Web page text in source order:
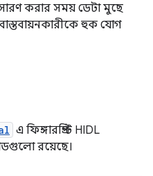
করার সময় ডেটা মুছে
হুক যোগ
এ ফিঙ্গারপ্রিন্ট HIDL
রয়েছে।